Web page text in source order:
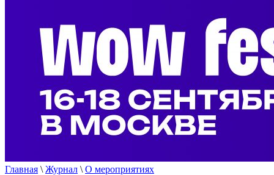
Главная \ Журнал \ О мероприятиях